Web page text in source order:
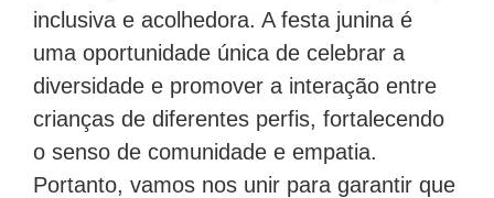
inclusiva e acolhedora. A festa junina é
uma oportunidade única de celebrar a
diversidade e promover a interação entre
crianças de diferentes perfis, fortalecendo
o senso de comunidade e empatia.
Portanto, vamos nos unir para garantir que